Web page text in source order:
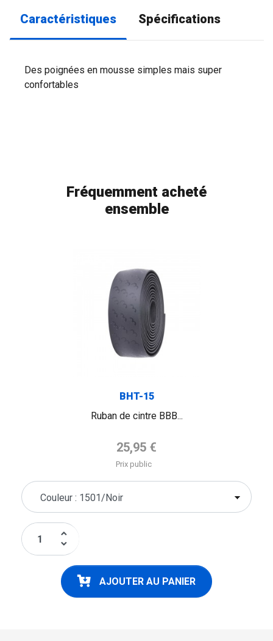
Caractéristiques Spécifications
Des poignées en mousse simples mais super
confortables
Fréquemment acheté
ensemble
BHT-15
Ruban de cintre BBB...
Prix de base
25,95 €
Prix public
keyboard_arrow_up
keyboard_arrow_down
AJOUTER AU PANIER